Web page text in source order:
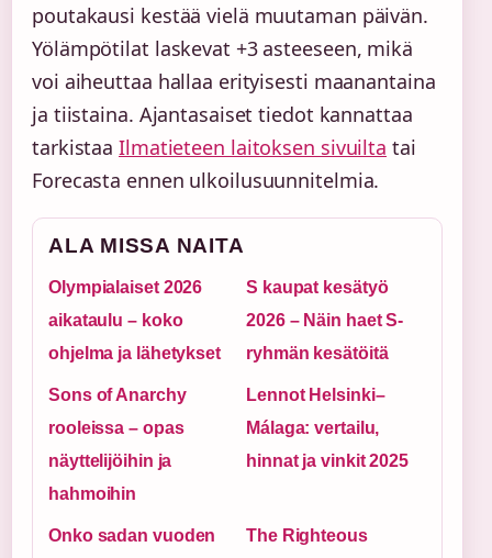
poutakausi kestää vielä muutaman päivän.
Yölämpötilat laskevat +3 asteeseen, mikä
voi aiheuttaa hallaa erityisesti maanantaina
ja tiistaina. Ajantasaiset tiedot kannattaa
tarkistaaIlmatieteen laitoksen sivuilta tai
Forecasta ennen ulkoilusuunnitelmia.
ALA MISSA NAITA
Olympialaiset 2026
aikataulu – koko
ohjelma ja lähetykset
S kaupat kesätyö
2026 – Näin haet S-
ryhmän kesätöitä
Sons of Anarchy
rooleissa – opas
näyttelijöihin ja
hahmoihin
Lennot Helsinki–
Málaga: vertailu,
hinnat ja vinkit 2025
Onko sadan vuoden
The Righteous